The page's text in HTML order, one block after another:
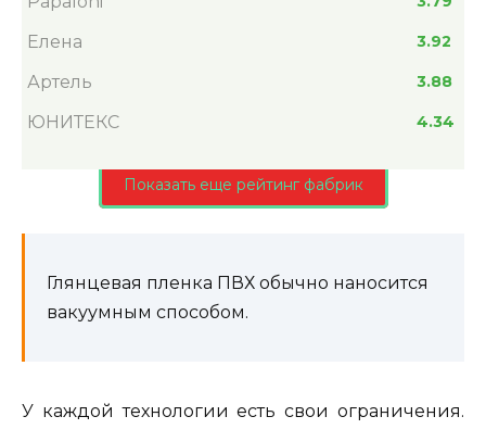
Елена 3.92
Артель 3.88
ЮНИТЕКС 4.34
Показать еще рейтинг фабрик
Глянцевая пленка ПВХ обычно наносится
вакуумным способом.
У каждой технологии есть свои ограничения.